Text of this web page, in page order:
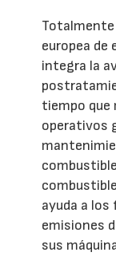
europea de
integra la
tiempo que
operativos
ayuda a
emisiones
sus